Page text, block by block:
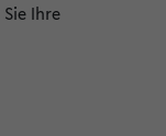
Ihre